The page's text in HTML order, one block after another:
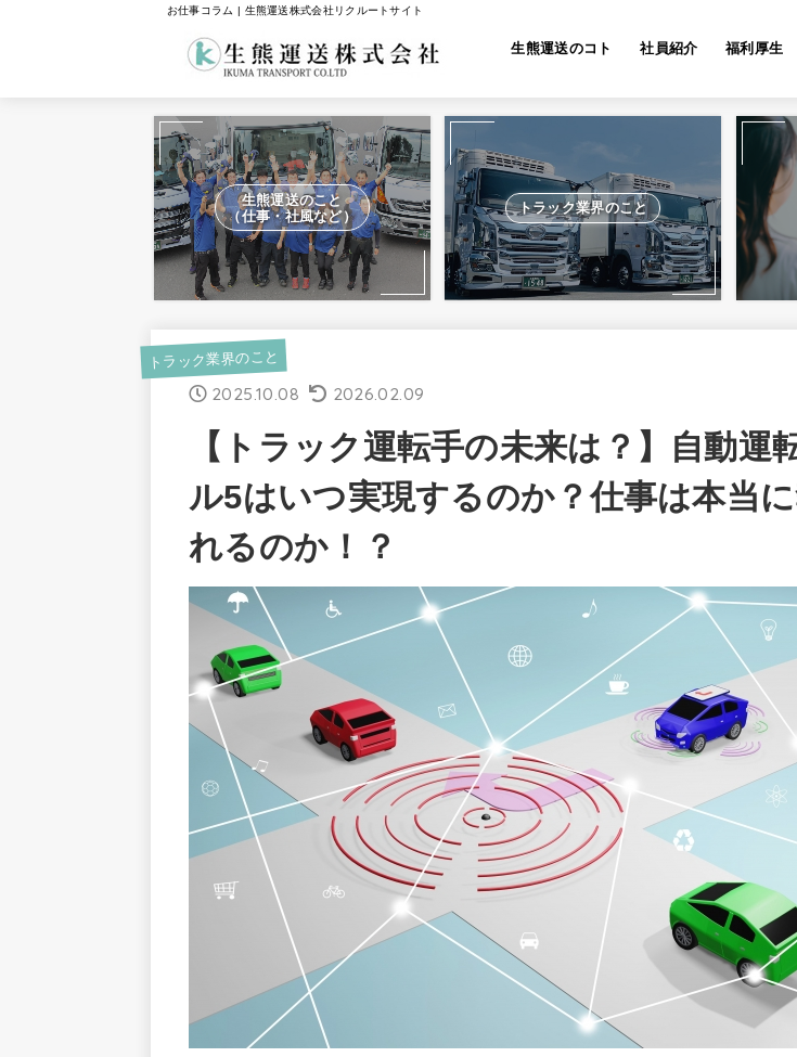
お仕事コラム | 生熊運送株式会社リクルートサイト
生熊運送のコト 社員紹介 福利厚生
生熊運送のこと
（仕事・社風など）
トラック業界のこと
トラック業界のこと
2025.10.08 2026.02.09
【トラック運転手の未来は？】自動運
ル5はいつ実現するのか？仕事は本当
れるのか！？